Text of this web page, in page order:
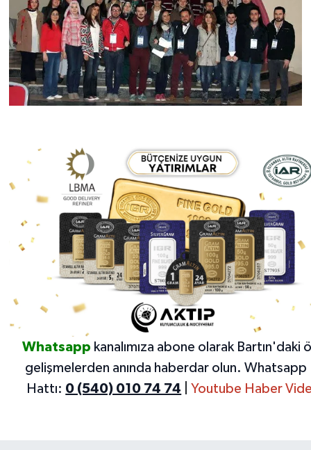
Whatsapp kanalımıza abone olarak Bartın'daki
gelişmelerden anında haberdar olun. Whatsapp
Hattı: 0 (540) 010 74 74 Youtube Haber